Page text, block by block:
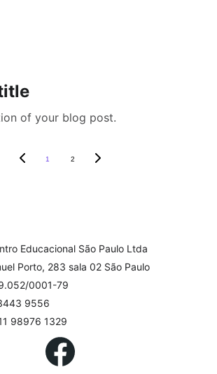
of your blog post.
1 2
Educacional São Paulo Ltda
Porto, 283 sala 02 São Paulo
0001-79
9556
98976 1329